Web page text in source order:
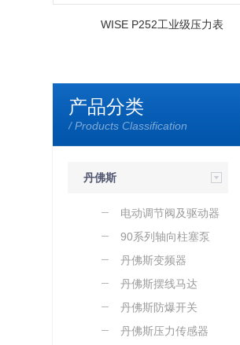
WISE P252工业级压力表
产品分类
/ Products Classification
丹佛斯
电动调节阀及驱动器
90系列轴向柱塞泵
丹佛斯变频器
丹佛斯摆线马达
丹佛斯防爆开关
丹佛斯压力传感器